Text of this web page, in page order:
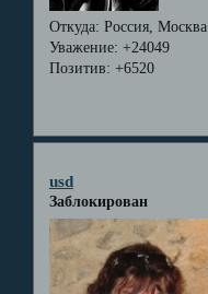
Откуда: Россия, Москва
Уважение: +24049
Позитив: +6520
usd
Заблокирован